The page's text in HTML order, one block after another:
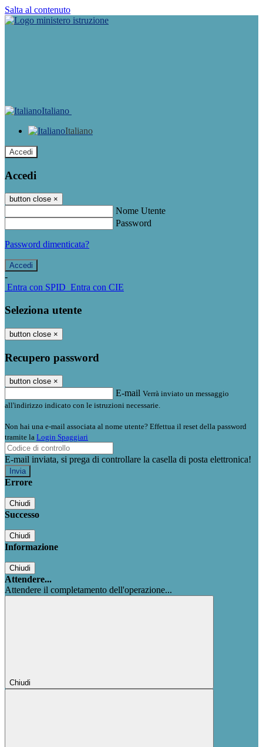
Salta al contenuto
Italiano
Italiano
Accedi
Accedi
button close ×
Nome Utente
Password
Password dimenticata?
-
Entra con SPID Entra con CIE
Seleziona utente
button close ×
Recupero password
button close ×
E-mail Verrà inviato un messaggio
all'indirizzo indicato con le istruzioni necessarie.
Non hai una e-mail associata al nome utente? Effettua il reset della password
tramite la Login Spaggiari
E-mail inviata, si prega di controllare la casella di posta elettronica!
Errore
Chiudi
Successo
Chiudi
Informazione
Chiudi
Attendere...
Attendere il completamento dell'operazione...
Chiudi